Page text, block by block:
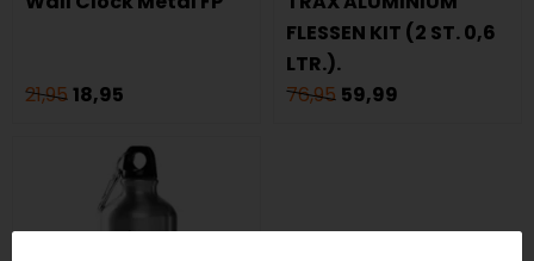
21,9518,95
FLESSEN KIT (2 ST. 0,6
LTR.).
76,95 59,99